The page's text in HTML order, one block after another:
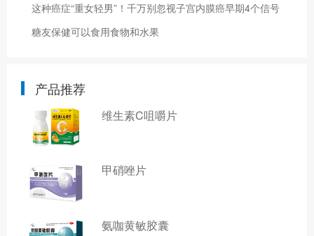
这种癌症“重女轻男”！千万别忽视子宫内膜癌早期4个信号
糖友保健可以食用食物和水果
产品推荐
维生素C咀嚼片
甲硝唑片
氨咖黄敏胶囊